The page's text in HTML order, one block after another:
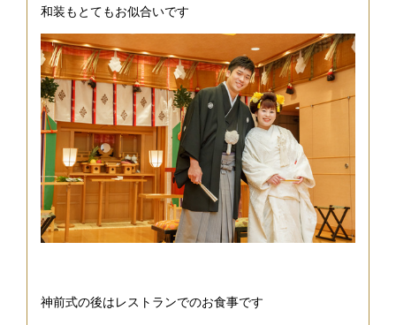
和装もとてもお似合いです
神前式の後はレストランでのお食事です